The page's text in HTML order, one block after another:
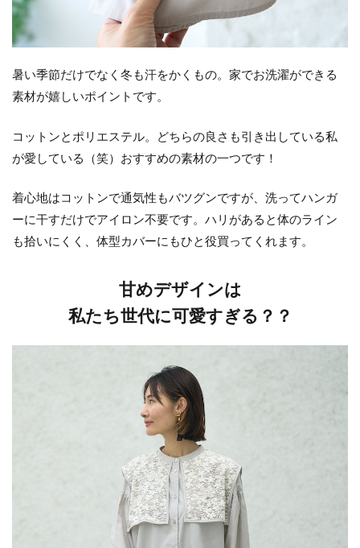
暑い季節だけでなく冬も汗をかくもの。家でお洗濯ができる
素材が嬉しいポイントです。
コットンとポリエステル。どちらの良さも引き出している私
が愛している（笑）おすすめの素材の一つです！
着心地はコットンで通気性もバツグンですが、洗ってハンガ
ーに干すだけでアイロン不要です。ハリがあると体のライン
も拾いにくく、体型カバーにもひと役買ってくれます。
甘めデザインは
私たち世代に可愛すぎる？？